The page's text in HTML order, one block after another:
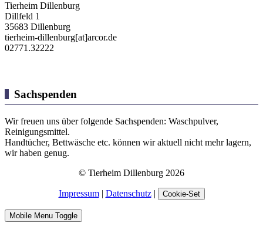
Tierheim Dillenburg
Dillfeld 1
35683 Dillenburg
tierheim-dillenburg[at]arcor.de
02771.32222
Sachspenden
Wir freuen uns über folgende Sachspenden: Waschpulver,
Reinigungsmittel.
Handtücher, Bettwäsche etc. können wir aktuell nicht mehr lagern,
wir haben genug.
© Tierheim Dillenburg 2026
Impressum| Datenschutz| Cookie-Set
Mobile Menu Toggle